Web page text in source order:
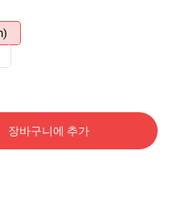
장바구니에 추가